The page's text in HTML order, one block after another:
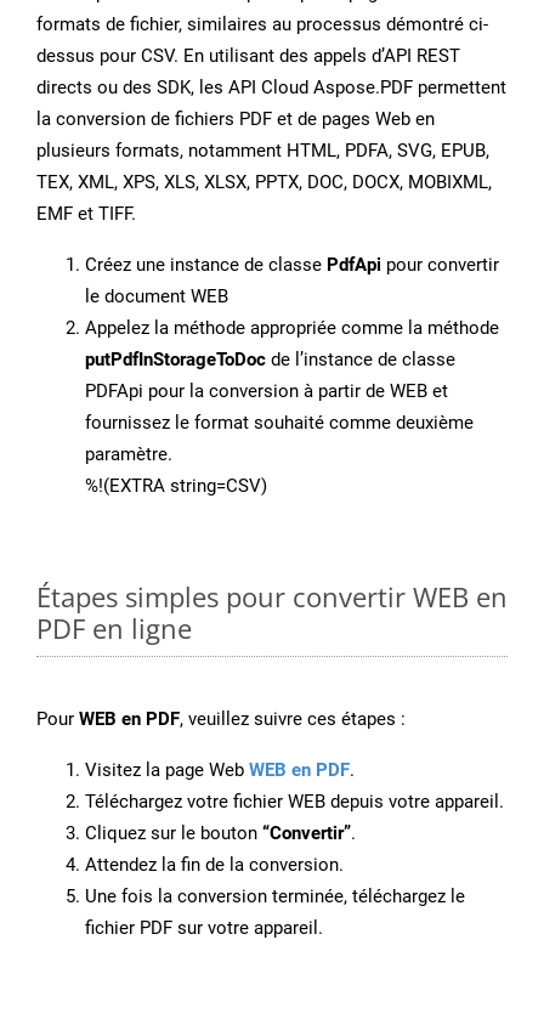
formats de fichier, similaires au processus démontré ci-
dessus pour CSV. En utilisant des appels d’API REST
directs ou des SDK, les API Cloud Aspose.PDF permettent
la conversion de fichiers PDF et de pages Web en
plusieurs formats, notamment HTML, PDFA, SVG, EPUB,
TEX, XML, XPS, XLS, XLSX, PPTX, DOC, DOCX, MOBIXML,
EMF et TIFF.
Créez une instance de classe PdfApi pour convertir
le document WEB
Appelez la méthode appropriée comme la méthode
putPdfInStorageToDoc de l’instance de classe
PDFApi pour la conversion à partir de WEB et
fournissez le format souhaité comme deuxième
paramètre.
%!(EXTRA string=CSV)
Étapes simples pour convertir WEB en
PDF en ligne
Pour WEB en PDF, veuillez suivre ces étapes :
Visitez la page Web WEB en PDF.
Téléchargez votre fichier WEB depuis votre appareil.
Cliquez sur le bouton “Convertir”.
Attendez la fin de la conversion.
Une fois la conversion terminée, téléchargez le
fichier PDF sur votre appareil.